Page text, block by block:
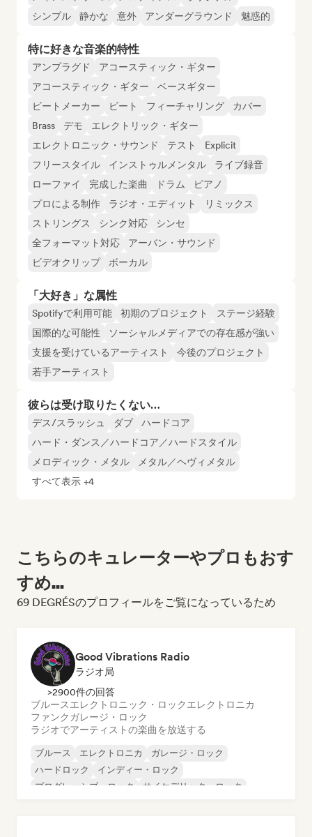
シンプル
静かな 意外 アンダーグラウンド 魅惑的
特に好きな音楽的特性
アンプラグド
アコースティック・ギター
アコースティック・ギター
ベースギター
ビートメーカー
ビート フィーチャリング
カバー
Brass
デモ
エレクトリック・ギター
エレクトロニック・サウンド
テスト
Explicit
フリースタイル
インストゥルメンタル
ライブ録音
ローファイ
完成した楽曲 ドラム
ピアノ
プロによる制作
ラジオ・エディット
リミックス
ストリングス
シンク対応
シンセ
全フォーマット対応
アーバン・サウンド
ビデオクリップ
ボーカル
「大好き」な属性
Spotifyで利用可能 初期のプロジェクト
ステージ経験
国際的な可能性
ソーシャルメディアでの存在感が強い
支援を受けているアーティスト
今後のプロジェクト
若手アーティスト
彼らは受け取りたくない…
デス/スラッシュ ダブ
ハードコア
ハード・ダンス／ハードコア／ハードスタイル
メロディック・メタル
メタル／ヘヴィメタル
すべて表示 +4
こちらのキュレーターやプロもおす
すめ...
69 DEGRÉSのプロフィールをご覧になっているため
Good Vibrations Radio
ラジオ局
>2900件の回答
ブルースエレクトロニック・ロックエレクトロニカ
ファンクガレージ・ロック
ラジオでアーティストの楽曲を放送する
ブルース エレクトロニカ
ガレージ・ロック
ハードロック
インディー・ロック
プログレッシブ・ロック
サイケデリック・ロック